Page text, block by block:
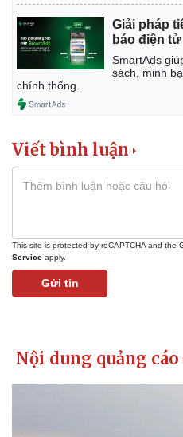
Bất động sản
Giải pháp
báo điện
SmartAds
sách, minh
chính thống.
Viết bình luận
This site is protected by reCAPTCHA and the
Service apply.
Gửi tin